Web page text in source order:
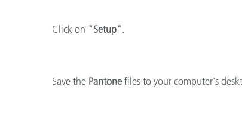
Plásticos
Click on "Setup".
Save the Pantone files to your computer's